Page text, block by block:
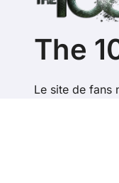
The
Le site de fans